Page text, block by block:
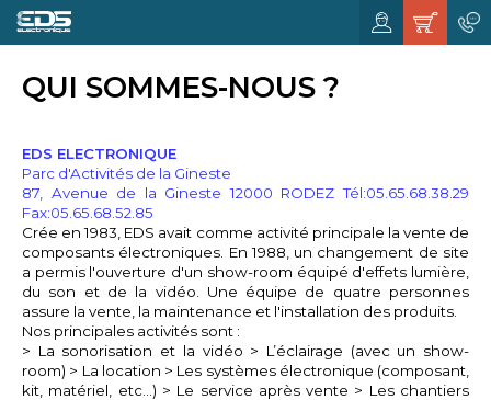
QUI SOMMES-NOUS ?
EDS ELECTRONIQUE
Parc d'Activités de la Gineste
87, Avenue de la Gineste12000 RODEZ Tél:05.65.68.38.29
Fax:05.65.68.52.85
Crée en 1983, EDS avait comme activité principale la vente de
composants électroniques. En 1988, un changement de site
a permis l'ouverture d'un show-room équipé d'effets lumière,
du son et de la vidéo. Une équipe de quatre personnes
assure la vente, la maintenance et l'installation des produits.
Nos principales activités sont :
> La sonorisation et la vidéo > L’éclairage (avec un show-
room) > La location > Les systèmes électronique (composant,
kit, matériel, etc...) > Le service après vente > Les chantiers